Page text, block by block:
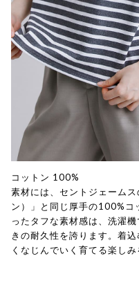
コットン 100%
素材には、セントジェーム
ン）」と同じ厚手の100%コ
ったタフな素材感は、洗濯
きの耐久性を誇ります。着
くなじんでいく育てる楽しみ